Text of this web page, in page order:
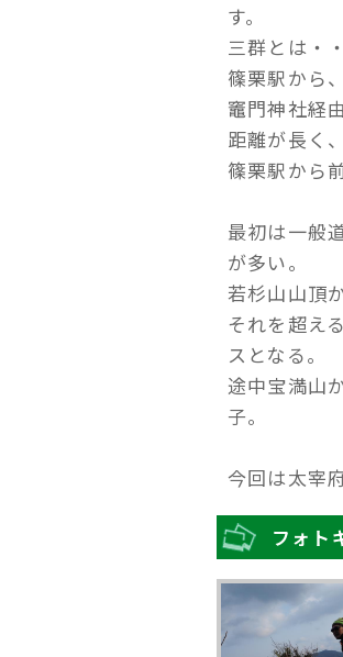
す。
三群とは・
篠栗駅から
竈門神社経
距離が長く
篠栗駅から
最初は一般
が多い。
若杉山山頂
それを超え
スとなる。
途中宝満山
子。
今回は太宰
フォト